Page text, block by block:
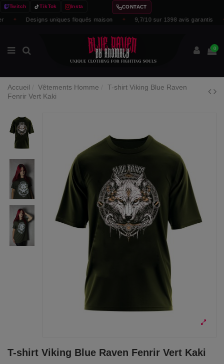
Twitch TikTok Insta
Designs uniques floqués maison 9,7/10 sur 1398 avis garantis
CONTACT
0
Accueil Vêtements Homme
T-shirt Viking Blue Raven
Fenrir Vert Kaki
T-shirt Viking Blue Raven Fenrir Vert Kaki